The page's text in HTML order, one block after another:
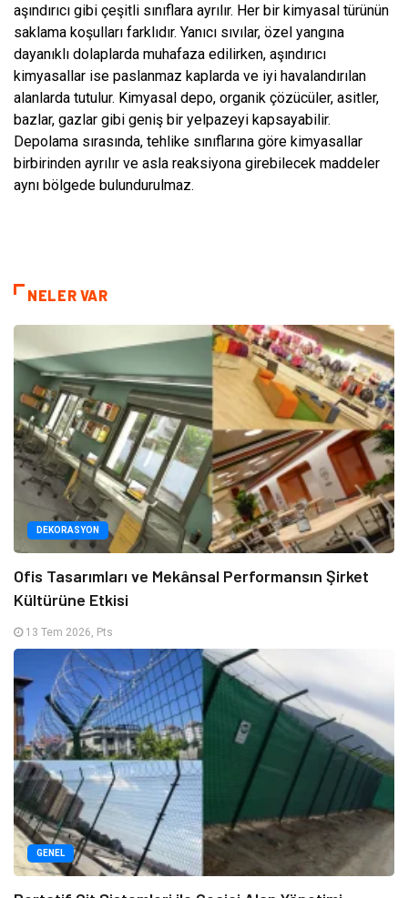
aşındırıcı gibi çeşitli sınıflara ayrılır. Her bir kimyasal türünün
saklama koşulları farklıdır. Yanıcı sıvılar, özel yangına
dayanıklı dolaplarda muhafaza edilirken, aşındırıcı
kimyasallar ise paslanmaz kaplarda ve iyi havalandırılan
alanlarda tutulur. Kimyasal depo, organik çözücüler, asitler,
bazlar, gazlar gibi geniş bir yelpazeyi kapsayabilir.
Depolama sırasında, tehlike sınıflarına göre kimyasallar
birbirinden ayrılır ve asla reaksiyona girebilecek maddeler
aynı bölgede bulundurulmaz.
NELER VAR
DEKORASYON
Ofis Tasarımları ve Mekânsal Performansın Şirket
Kültürüne Etkisi
13 Tem 2026, Pts
GENEL